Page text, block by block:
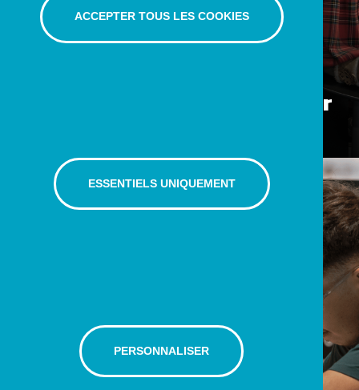
Succès au rendez-vous pour
ACCEPTER TOUS LES COOKIES
ESSENTIELS UNIQUEMENT
PERSONNALISER